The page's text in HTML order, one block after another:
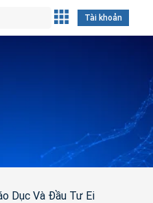
Tài khoản
Dục Và Đầu Tư Ei